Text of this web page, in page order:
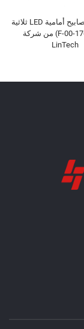
مجموعة مصابيح أمامية LED ثلاثية
(1760889-00-F) من شركة
LinTech